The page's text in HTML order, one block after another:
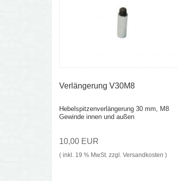
Verlängerung V30M8
Hebelspitzenverlängerung 30 mm, M8
Gewinde innen und außen
10,00 EUR
( inkl. 19 % MwSt. zzgl. Versandkosten )